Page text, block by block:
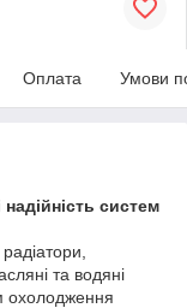
Оплата Умови
систем
та водяні
охолодження